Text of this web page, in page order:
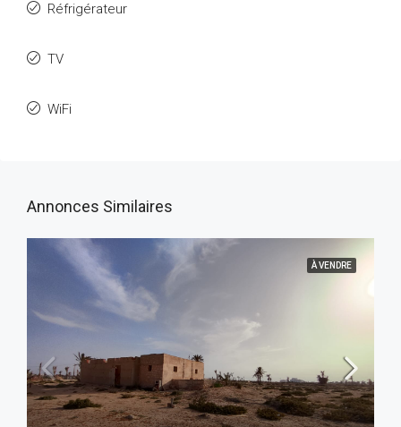
Réfrigérateur
TV
WiFi
Annonces Similaires
À VENDRE